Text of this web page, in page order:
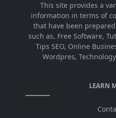
This site provides a
information in terms of
that have been
such as, Free Software,
Tips SEO, Online
Wordpres,
LEARN